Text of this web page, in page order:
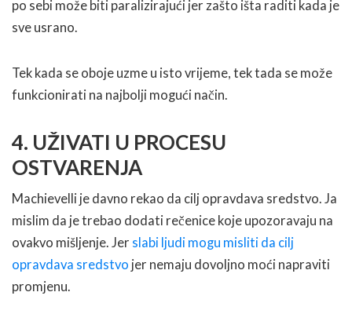
po sebi može biti paralizirajući jer zašto išta raditi kada je
sve usrano.
Tek kada se oboje uzme u isto vrijeme, tek tada se može
funkcionirati na najbolji mogući način.
4. UŽIVATI U PROCESU
OSTVARENJA
Machievelli je davno rekao da cilj opravdava sredstvo. Ja
mislim da je trebao dodati rečenice koje upozoravaju na
ovakvo mišljenje. Jer slabi ljudi mogu misliti da cilj
opravdava sredstvo jer nemaju dovoljno moći napraviti
promjenu.